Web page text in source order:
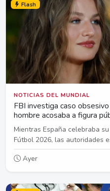
Flash
NOTICIAS DEL MUNDIAL
FBI investiga caso
hombre acosaba a figura
Mientras España celebraba
Fútbol 2026, las autoridades
Ayer